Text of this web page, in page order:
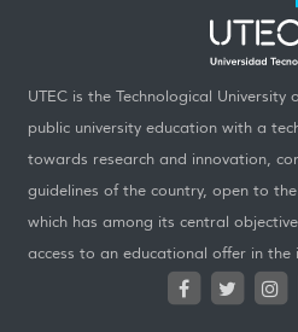
UTEC is the Technological
public university education with a
towards research and innovation,
guidelines of the country, open to
which has among its central
access to an educational offer in